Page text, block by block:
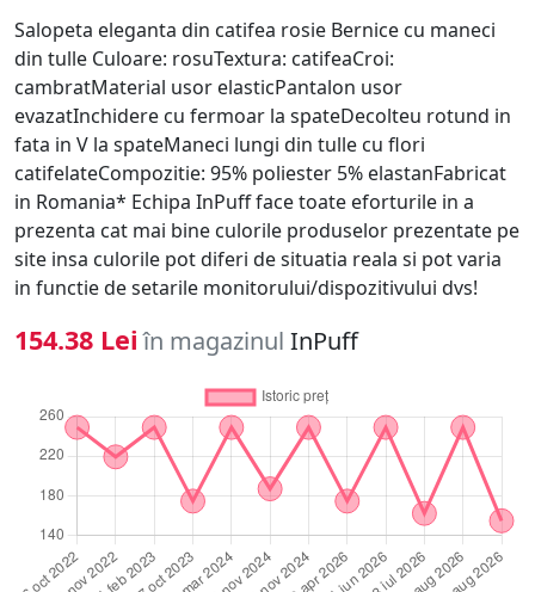
Salopeta eleganta din catifea rosie Bernice cu maneci
din tulle Culoare: rosuTextura: catifeaCroi:
cambratMaterial usor elasticPantalon usor
evazatInchidere cu fermoar la spateDecolteu rotund in
fata in V la spateManeci lungi din tulle cu flori
catifelateCompozitie: 95% poliester 5% elastanFabricat
in Romania* Echipa InPuff face toate eforturile in a
prezenta cat mai bine culorile produselor prezentate pe
site insa culorile pot diferi de situatia reala si pot varia
in functie de setarile monitorului/dispozitivului dvs!
154.38 Lei în magazinul InPuff